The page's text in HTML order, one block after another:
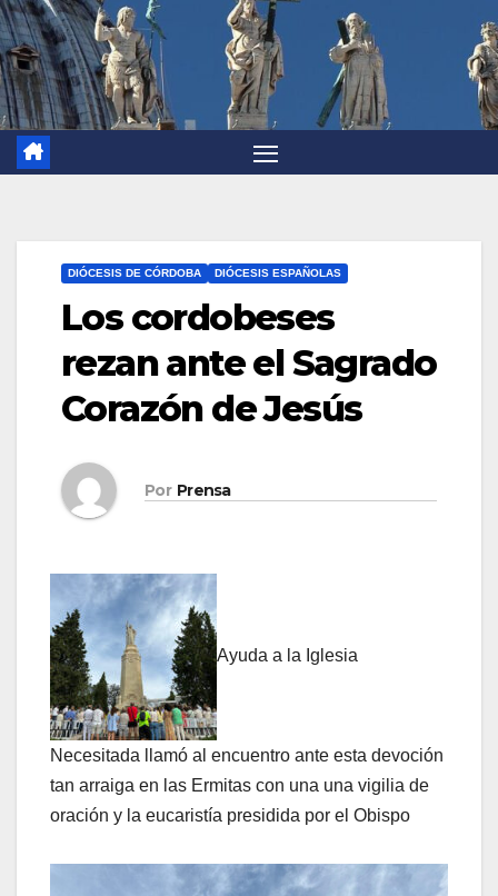
DIÓCESIS DE CÓRDOBA DIÓCESIS ESPAÑOLAS
Los cordobeses
rezan ante el Sagrado
Corazón de Jesús
Por Prensa
Ayuda a la Iglesia
Necesitada llamó al encuentro ante esta devoción
tan arraiga en las Ermitas con una una vigilia de
oración y la eucaristía presidida por el Obispo